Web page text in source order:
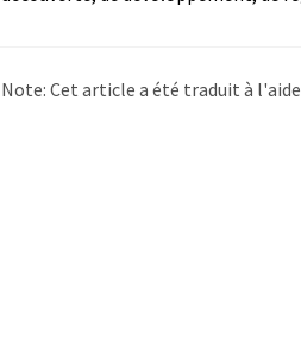
Note: Cet article a été traduit à